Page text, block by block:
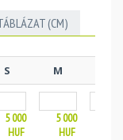
(CM)
S M
5 000
HUF
5 000
HUF